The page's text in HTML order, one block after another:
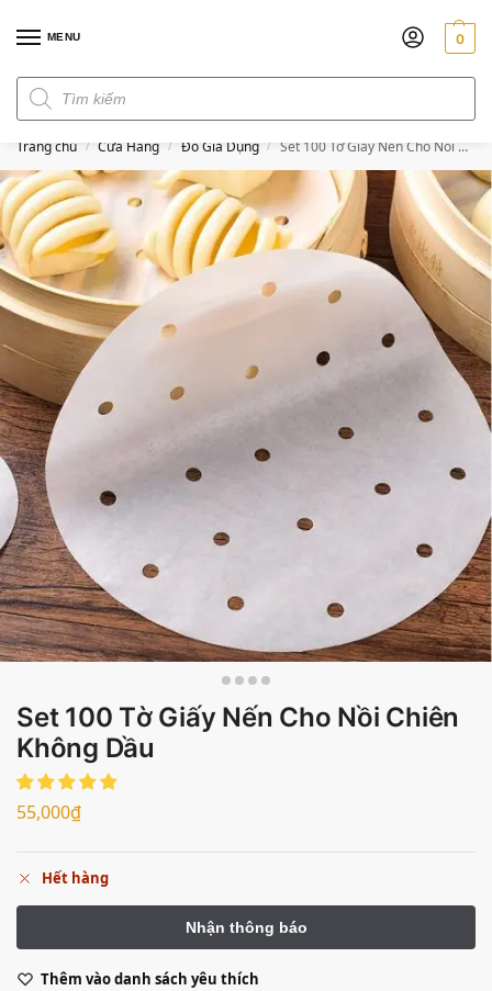
MENU 0
Trang chủ / Cửa Hàng / Đồ Gia Dụng / Set 100 Tờ Giấy Nến Cho Nồi Chiên Không Dầu
Set 100 Tờ Giấy Nến Cho Nồi Chiên
Không Dầu
55,000₫
Hết hàng
Thêm vào danh sách yêu thích